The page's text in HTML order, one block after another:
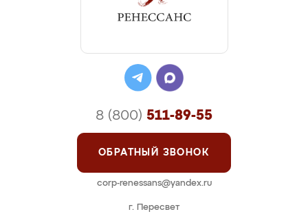
г. Пересвет
8 (800) 511-89-55
ОБРАТНЫЙ ЗВОНОК
corp-renessans@yandex.ru